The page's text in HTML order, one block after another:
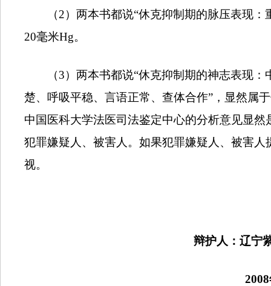
（2）两本书都说“休克抑制期的脉压表现：
20毫米Hg。
（3）两本书都说“休克抑制期的神志表现：
楚、呼吸平稳、言语正常、查体合作”，显然属
中国医科大学法医司法鉴定中心的分析意见显
犯罪嫌疑人、被害人。如果犯罪嫌疑人、被害
视。
辩护人：辽宁
2008